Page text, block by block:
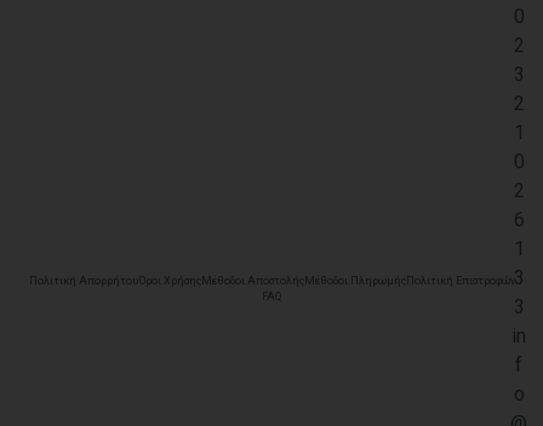
Πολιτική ΑπορρήτουΌροι Χρήσης Μέθοδοι Αποστολής Μέθοδοι Πληρωμής Πολιτική Επιστροφών
FAQ
0
2
3
2
1
0
2
6
1
3
3
in
f
o